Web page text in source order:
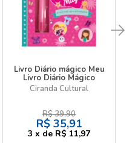
Livro Diário mágico Meu
Livro Diário Mágico
Ciranda Cultural
R$39,90
R$ 35,91
3 x de R$ 11,97